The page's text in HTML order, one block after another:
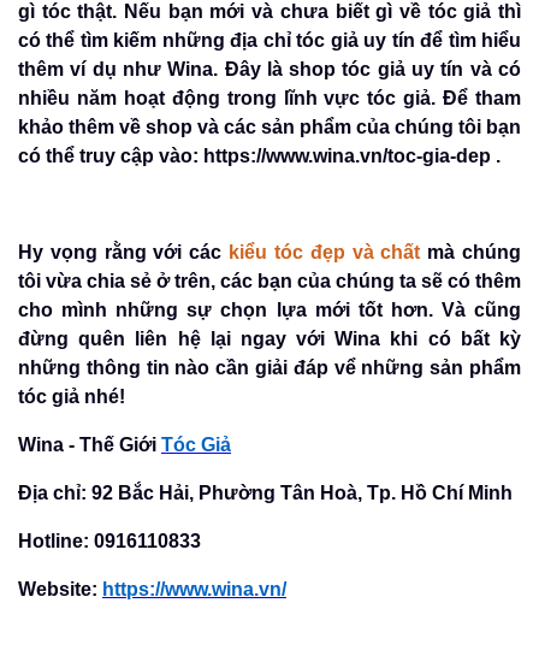
gì tóc thật. Nếu bạn mới và chưa biết gì về tóc giả thì
có thể tìm kiếm những địa chỉ tóc giả uy tín để tìm hiểu
thêm ví dụ như Wina. Đây là shop tóc giả uy tín và có
nhiều năm hoạt động trong lĩnh vực tóc giả. Để tham
khảo thêm về shop và các sản phẩm của chúng tôi bạn
có thể truy cập vào: https://www.wina.vn/toc-gia-dep .
Hy vọng rằng với các kiểu tóc đẹp và chất mà chúng
tôi vừa chia sẻ ở trên, các bạn của chúng ta sẽ có thêm
cho mình những sự chọn lựa mới tốt hơn. Và cũng
đừng quên liên hệ lại ngay với Wina khi có bất kỳ
những thông tin nào cần giải đáp vể những sản phẩm
tóc giả nhé!
Wina - Thế Giới Tóc Giả
Địa chỉ: 92 Bắc Hải, Phường Tân Hoà, Tp. Hồ Chí Minh
Hotline: 0916110833
Website: https://www.wina.vn/